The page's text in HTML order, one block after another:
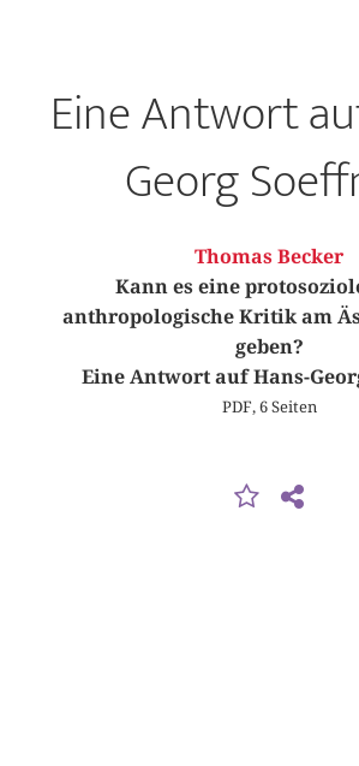
Eine Antwort
Georg
Thomas Becker
Kann es eine
anthropologische Kritik am
geben?
Eine Antwort auf Hans-
PDF, 6 Seiten